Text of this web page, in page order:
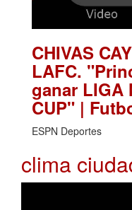
CHIVAS
LAFC.
ganar LIGA
CUP" |
ESPN Deportes
clima